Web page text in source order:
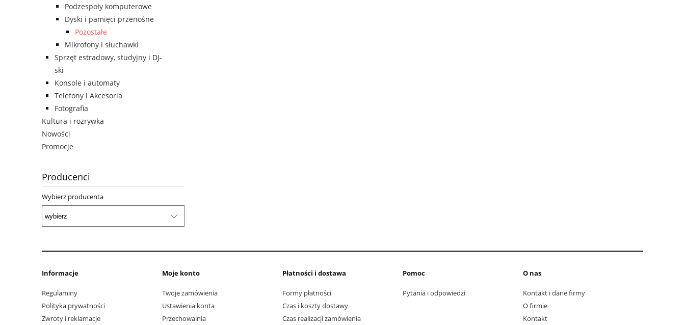
Podzespoły komputerowe
Dyski i pamięci przenośne
Pozostałe
Mikrofony i słuchawki
Sprzęt estradowy, studyjny i DJ-
ski
Konsole i automaty
Telefony i Akcesoria
Fotografia
Kultura i rozrywka
Nowości
Promocje
Producenci
Wybierz producenta
Informacje
Regulaminy
Polityka prywatności
Zwroty i reklamacje
Moje konto
Twoje zamówienia
Ustawienia konta
Przechowalnia
Płatności i dostawa
Formy płatności
Czas i koszty dostawy
Czas realizacji zamówienia
Pomoc
Pytania i odpowiedzi
O nas
Kontakt i dane firmy
O firmie
Kontakt